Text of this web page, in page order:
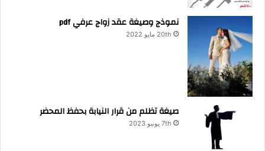
نموذج وصيغة عقد زواج عرفي pdf
20th مايو 2022
صيغة تظلم من قرار النيابة بحفظ المحضر
7th يونيو 2023